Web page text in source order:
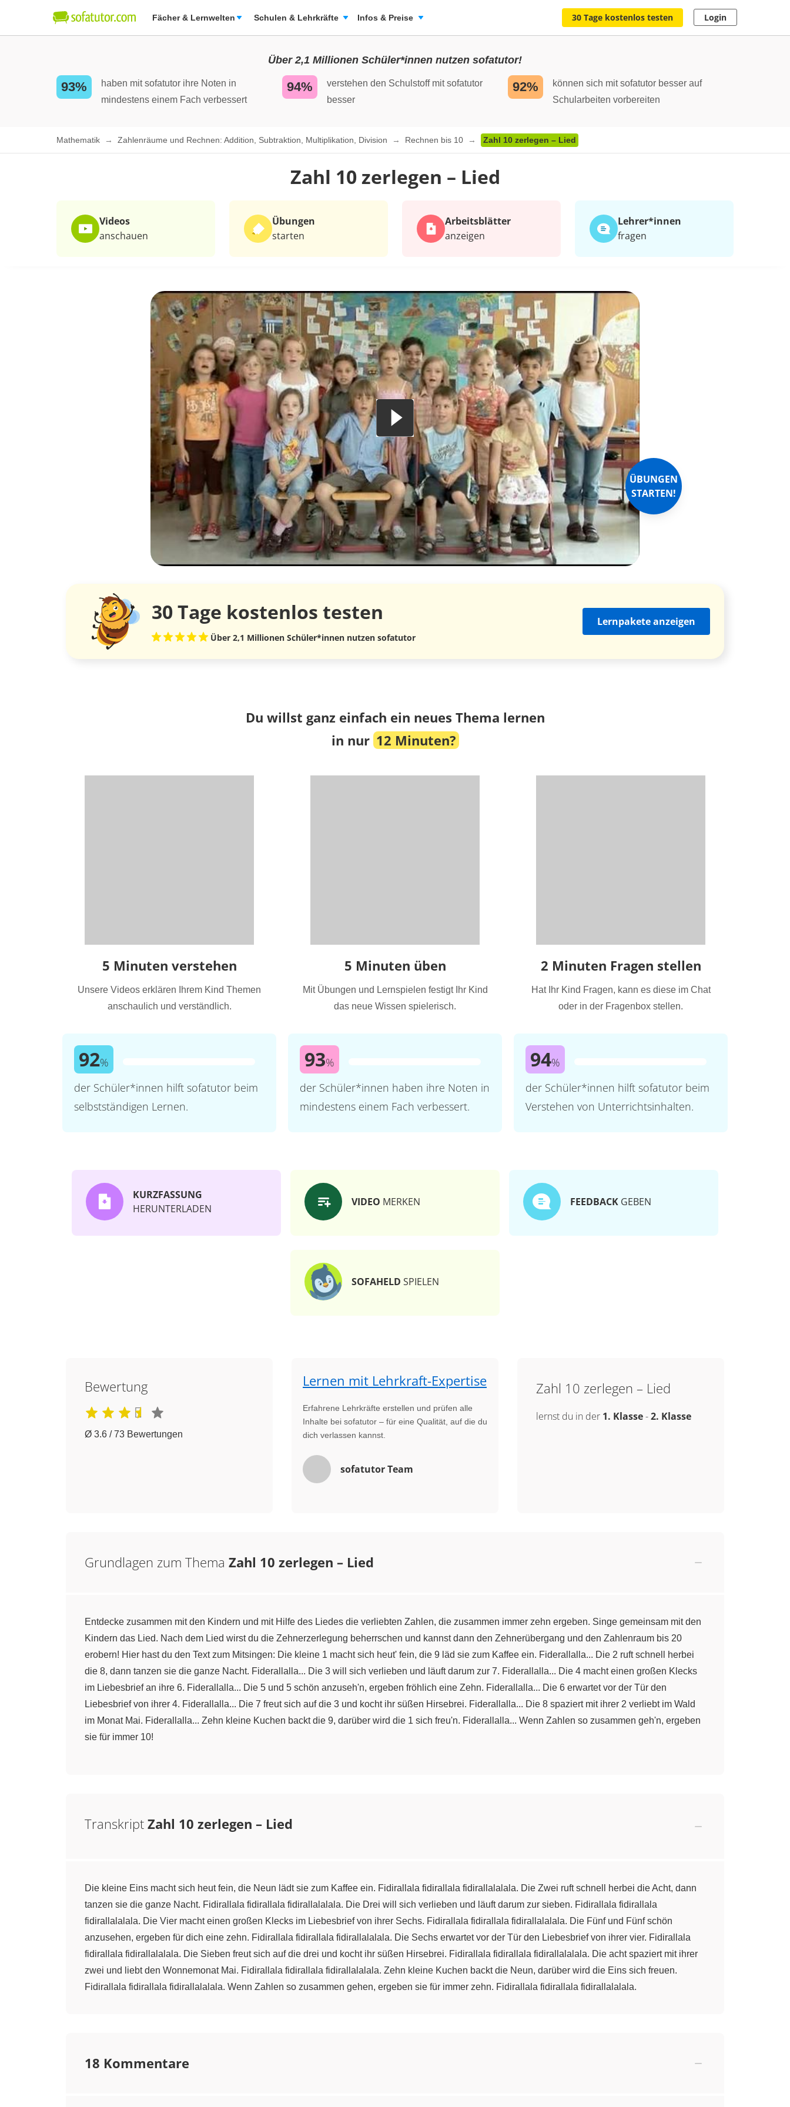
Fächer & Lernwelten Schulen & Lehrkräfte Infos & Preise 30 Tage kostenlos testen Login
Über 2,1 Millionen Schüler*innen nutzen sofatutor!
93%
haben mit sofatutor ihre Noten in
mindestens einem Fach verbessert
94%
verstehen den Schulstoff mit sofatutor
besser
92%
können sich mit sofatutor besser auf
Schularbeiten vorbereiten
Mathematik Zahlenräume und Rechnen: Addition, Subtraktion, Multiplikation, Division Rechnen bis 10 Zahl 10 zerlegen – Lied
Zahl 10 zerlegen – Lied
Videos
anschauen
Übungen
starten
Arbeits­blätter
anzeigen
Lehrer*​innen
fragen
ÜBUNGEN
STARTEN!
30 Tage kostenlos testen
Über 2,1 Millionen Schüler*innen nutzen sofatutor
Lernpakete anzeigen
Du willst ganz einfach ein neues Thema lernen
in nur 12 Minuten?
5 Minuten verstehen
Unsere Videos erklären Ihrem Kind Themen
anschaulich und verständlich.
92%
der Schüler*innen hilft sofatutor beim
selbstständigen Lernen.
5 Minuten üben
Mit Übungen und Lernspielen festigt Ihr Kind
das neue Wissen spielerisch.
93%
der Schüler*innen haben ihre Noten in
mindestens einem Fach verbessert.
2 Minuten Fragen stellen
Hat Ihr Kind Fragen, kann es diese im Chat
oder in der Fragenbox stellen.
94%
der Schüler*innen hilft sofatutor beim
Verstehen von Unterrichtsinhalten.
KURZFASSUNG
HERUNTERLADEN
VIDEO MERKEN FEEDBACK GEBEN
SOFAHELD SPIELEN
Bewertung
Ø 3.6 / 73 Bewertungen
Lernen mit Lehrkraft-Expertise
Erfahrene Lehrkräfte erstellen und prüfen alle
Inhalte bei sofatutor – für eine Qualität, auf die du
dich verlassen kannst.
sofatutor Team
Zahl 10 zerlegen – Lied
lernst du in der 1. Klasse-2. Klasse
Grundlagen zum Thema Zahl 10 zerlegen – Lied
Entdecke zusammen mit den Kindern und mit Hilfe des Liedes die verliebten Zahlen, die zusammen immer zehn ergeben. Singe gemeinsam mit den
Kindern das Lied. Nach dem Lied wirst du die Zehnerzerlegung beherrschen und kannst dann den Zehnerübergang und den Zahlenraum bis 20
erobern! Hier hast du den Text zum Mitsingen: Die kleine 1 macht sich heut' fein, die 9 läd sie zum Kaffee ein. Fiderallalla... Die 2 ruft schnell herbei
die 8, dann tanzen sie die ganze Nacht. Fiderallalla... Die 3 will sich verlieben und läuft darum zur 7. Fiderallalla... Die 4 macht einen großen Klecks
im Liebesbrief an ihre 6. Fiderallalla... Die 5 und 5 schön anzuseh'n, ergeben fröhlich eine Zehn. Fiderallalla... Die 6 erwartet vor der Tür den
Liebesbrief von ihrer 4. Fiderallalla... Die 7 freut sich auf die 3 und kocht ihr süßen Hirsebrei. Fiderallalla... Die 8 spaziert mit ihrer 2 verliebt im Wald
im Monat Mai. Fiderallalla... Zehn kleine Kuchen backt die 9, darüber wird die 1 sich freu'n. Fiderallalla... Wenn Zahlen so zusammen geh'n, ergeben
sie für immer 10!
Transkript Zahl 10 zerlegen – Lied
Die kleine Eins macht sich heut fein, die Neun lädt sie zum Kaffee ein. Fidirallala fidirallala fidirallalalala. Die Zwei ruft schnell herbei die Acht, dann
tanzen sie die ganze Nacht. Fidirallala fidirallala fidirallalalala. Die Drei will sich verlieben und läuft darum zur sieben. Fidirallala fidirallala
fidirallalalala. Die Vier macht einen großen Klecks im Liebesbrief von ihrer Sechs. Fidirallala fidirallala fidirallalalala. Die Fünf und Fünf schön
anzusehen, ergeben für dich eine zehn. Fidirallala fidirallala fidirallalalala. Die Sechs erwartet vor der Tür den Liebesbrief von ihrer vier. Fidirallala
fidirallala fidirallalalala. Die Sieben freut sich auf die drei und kocht ihr süßen Hirsebrei. Fidirallala fidirallala fidirallalalala. Die acht spaziert mit ihrer
zwei und liebt den Wonnemonat Mai. Fidirallala fidirallala fidirallalalala. Zehn kleine Kuchen backt die Neun, darüber wird die Eins sich freuen.
Fidirallala fidirallala fidirallalalala. Wenn Zahlen so zusammen gehen, ergeben sie für immer zehn. Fidirallala fidirallala fidirallalalala.
18 Kommentare